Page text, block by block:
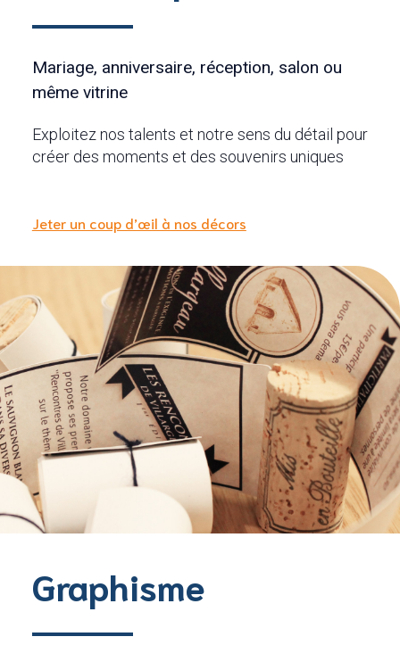
Mariage, anniversaire, réception, salon ou
même vitrine
Exploitez nos talents et notre sens du détail pour
créer des moments et des souvenirs uniques
Jeter un coup d’œil à nos décors
Graphisme